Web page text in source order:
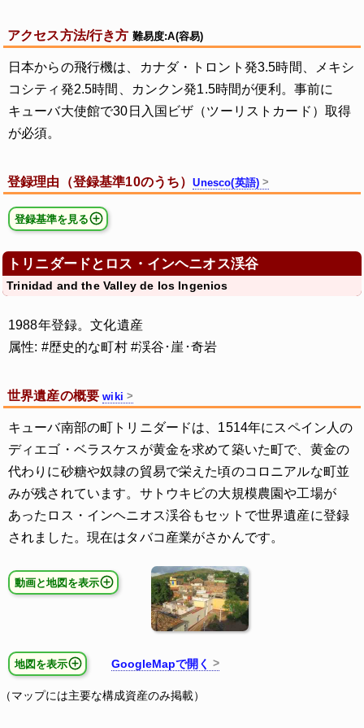
アクセス方法/行き方 難易度:A(容易)
日本からの飛行機は、カナダ・トロント発3.5時間、メキシ
コシティ発2.5時間、カンクン発1.5時間が便利。事前に
キューバ大使館で30日入国ビザ（ツーリストカード）取得
が必須。
登録理由（登録基準10のうち）Unesco(英語)
登録基準を見る
トリニダードとロス・インヘニオス渓谷
Trinidad and the Valley de los Ingenios
1988年登録。文化遺産
属性: #歴史的な町村 #渓谷･崖･奇岩
世界遺産の概要wiki
キューバ南部の町トリニダードは、1514年にスペイン人の
ディエゴ・ベラスケスが黄金を求めて築いた町で、黄金の
代わりに砂糖や奴隷の貿易で栄えた頃のコロニアルな町並
みが残されています。サトウキビの大規模農園や工場が
あったロス・インヘニオス渓谷もセットで世界遺産に登録
されました。現在はタバコ産業がさかんです。
動画と地図を表示
地図を表示 GoogleMapで開く
（マップには主要な構成資産のみ掲載）